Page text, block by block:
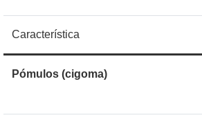
Característica
Pómulos (cigoma)